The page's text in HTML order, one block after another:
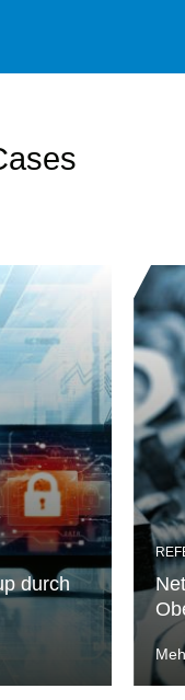
durch